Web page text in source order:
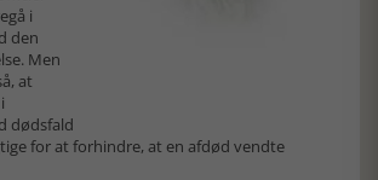
i
den
Men
at
dødsfald
for at forhindre, at en afdød vendte